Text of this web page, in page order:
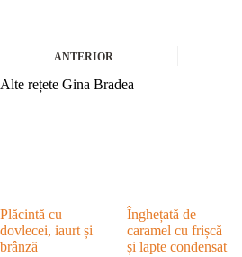
ANTERIOR
Alte rețete Gina Bradea
Plăcintă cu
dovlecei, iaurt și
brânză
Înghețată de
caramel cu frișcă
și lapte condensat